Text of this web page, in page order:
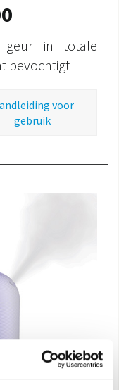
geur in totale
bevochtigt
voor
gebruik